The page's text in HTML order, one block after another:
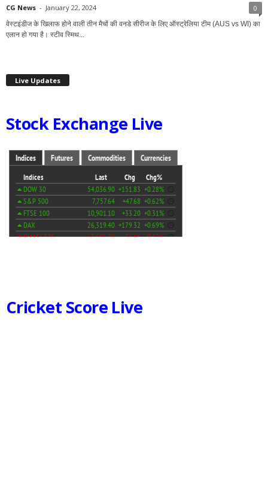
CG News - January 22, 2024 0
वेस्टइंडीज के खिलाफ होने वाली तीन मैचों की वनडे सीरीज के लिए ऑस्ट्रेलिया टीम (AUS vs WI) का
एलान हो गया है। स्टीव स्मिथ...
Live Updates
Stock Exchange Live
Cricket Score Live